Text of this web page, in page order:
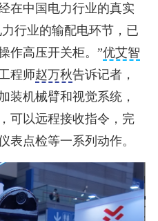
在中国电力行业的真实
行业的输配电环节，已
作高压开关柜。”优艾智
程师赵万秋告诉记者，
装机械臂和视觉系统，
可以远程接收指令，完
表点检等一系列动作。